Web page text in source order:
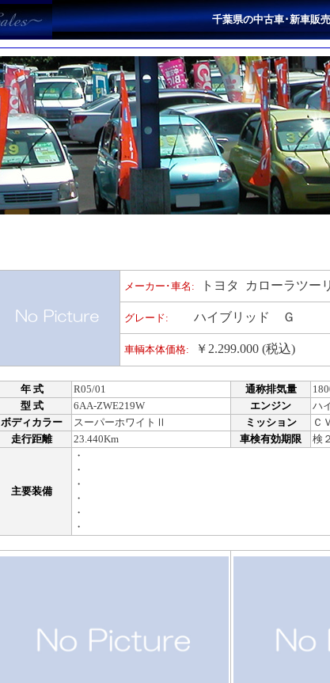
千葉県の中古車･新車販
メーカー･車名: トヨタ カローラツー
グレード: ハイブリッド Ｇ
車輌本体価格: ￥2.299.000 (税込)
年 式 R05/01 通称排気量
型 式
6AA-ZWE219W エンジン
ハ
ボディカラー
スーパーホワイトⅡ ミッション
Ｃ
走行距離
23.440Km 車検有効期限 検
主要装備
・
・
・
・
・
・